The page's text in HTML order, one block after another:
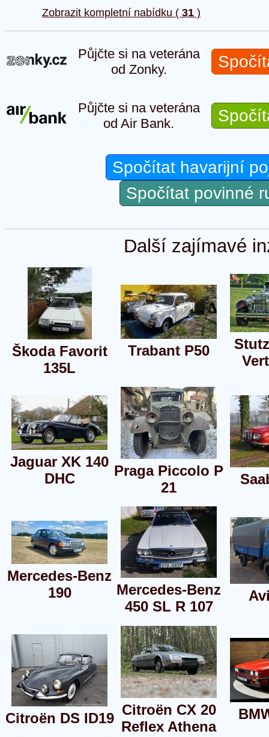
Zobrazit kompletní nabídku ( 31 )
Půjčte si na veterána
od Zonky.
Půjčte si na veterána
od Air Bank.
Spočítat havarijní
Spočítat povinné
Další zajímavé
Škoda Favorit
135L
Trabant P50
Jaguar XK 140
DHC
Praga Piccolo P
21
Mercedes-Benz
190
Mercedes-Benz
450 SL R 107
Citroën DS ID19
Citroën CX 20
Reflex Athena